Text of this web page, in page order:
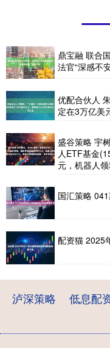
鼎宝融 联合
法官“深感不
优配合伙人
定在3万亿美
盛谷策略 宇
人ETF基金
元，机器人
国汇策略
配资猫 2025
泸深策略 低息配